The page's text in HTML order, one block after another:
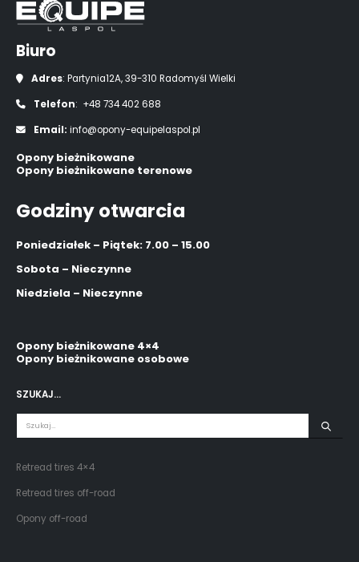
Biuro
Adres: Partynia12A, 39-310 Radomyśl Wielki
Telefon: +48 734 402 688
Email: info@opony-equipelaspol.pl
Opony bieżnikowane
Opony bieżnikowane terenowe
Godziny otwarcia
Poniedziałek – Piątek: 7.00 – 15.00
Sobota – Nieczynne
Niedziela – Nieczynne
Opony bieżnikowane 4×4
Opony bieżnikowane osobowe
SZUKAJ…
Retread tires 4×4
Retread tires off-road
Opony off-road